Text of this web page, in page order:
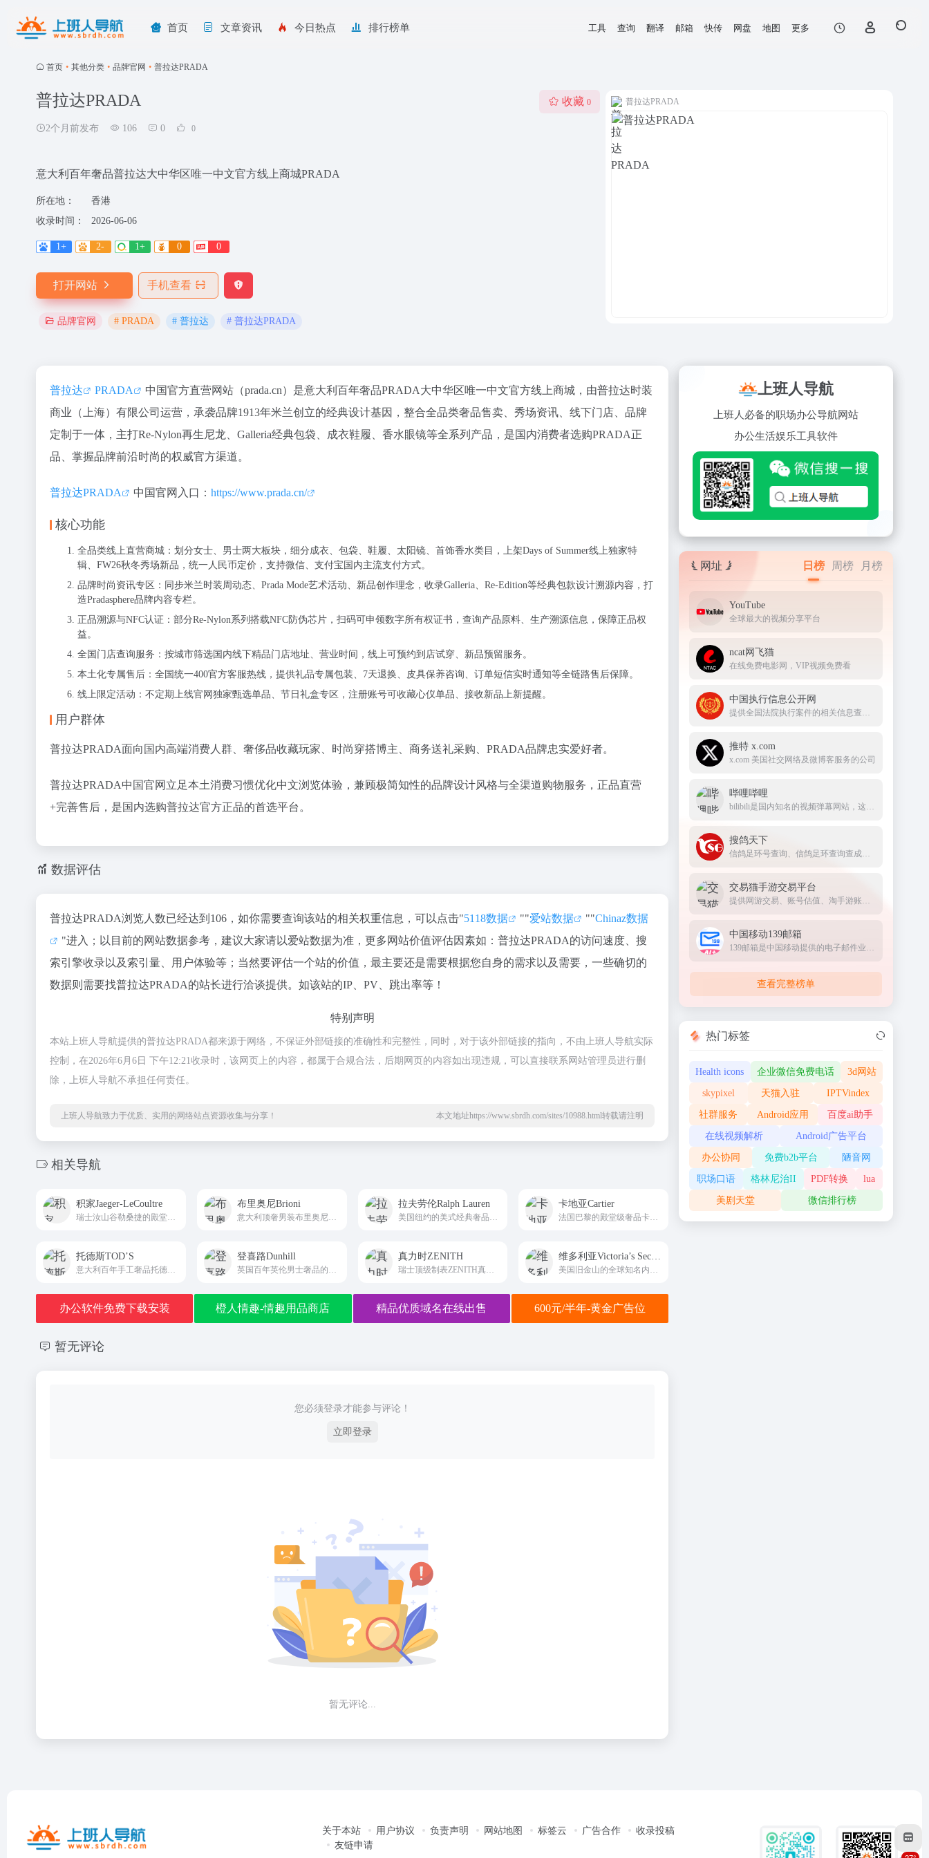
首页 文章资讯 今日热点 排行榜单 工具 查询 翻译 邮箱 快传 网盘 地图 更多
首页 • 其他分类 • 品牌官网 • 普拉达PRADA
普拉达PRADA
2个月前发布 106 0 0
收藏 0
意大利百年奢品普拉达大中华区唯一中文官方线上商城PRADA
所在地：
香港
收录时间：
2026-06-06
1+ 2- 1+ 0 0
打开网站 手机查看
品牌官网 # PRADA # 普拉达 # 普拉达PRADA
普拉达PRADA
普拉达 PRADA
中国官方直营网站（prada.cn）是意大利百年奢品PRADA大中华区唯一中文官方线上商城，由普拉达时装
商业（上海）有限公司运营，承袭品牌1913年米兰创立的经典设计基因，整合全品类奢品售卖、秀场资讯、线下门店、品牌
定制于一体，主打Re-Nylon再生尼龙、Galleria经典包袋、成衣鞋履、香水眼镜等全系列产品，是国内消费者选购PRADA正
品、掌握品牌前沿时尚的权威官方渠道。
普拉达PRADA 中国官网入口： https://www.prada.cn/
核心功能
全品类线上直营商城：划分女士、男士两大板块，细分成衣、包袋、鞋履、太阳镜、首饰香水类目，上架Days of Summer线上独家特
辑、FW26秋冬秀场新品，统一人民币定价，支持微信、支付宝国内主流支付方式。
品牌时尚资讯专区：同步米兰时装周动态、Prada Mode艺术活动、新品创作理念，收录Galleria、Re-Edition等经典包款设计溯源内容，打
造Pradasphere品牌内容专栏。
正品溯源与NFC认证：部分Re-Nylon系列搭载NFC防伪芯片，扫码可申领数字所有权证书，查询产品原料、生产溯源信息，保障正品权
益。
全国门店查询服务：按城市筛选国内线下精品门店地址、营业时间，线上可预约到店试穿、新品预留服务。
本土化专属售后：全国统一400官方客服热线，提供礼品专属包装、7天退换、皮具保养咨询、订单短信实时通知等全链路售后保障。
线上限定活动：不定期上线官网独家甄选单品、节日礼盒专区，注册账号可收藏心仪单品、接收新品上新提醒。
用户群体
普拉达PRADA面向国内高端消费人群、奢侈品收藏玩家、时尚穿搭博主、商务送礼采购、PRADA品牌忠实爱好者。
普拉达PRADA中国官网立足本土消费习惯优化中文浏览体验，兼顾极简知性的品牌设计风格与全渠道购物服务，正品直营
+完善售后，是国内选购普拉达官方正品的首选平台。
数据评估
普拉达PRADA浏览人数已经达到106，如你需要查询该站的相关权重信息，可以点击"5118数据 ""爱站数据 ""Chinaz数据
"进入；以目前的网站数据参考，建议大家请以爱站数据为准，更多网站价值评估因素如：普拉达PRADA的访问速度、搜
索引擎收录以及索引量、用户体验等；当然要评估一个站的价值，最主要还是需要根据您自身的需求以及需要，一些确切的
数据则需要找普拉达PRADA的站长进行洽谈提供。如该站的IP、PV、跳出率等！
特别声明
本站上班人导航提供的普拉达PRADA都来源于网络，不保证外部链接的准确性和完整性，同时，对于该外部链接的指向，不由上班人导航实际
控制，在2026年6月6日 下午12:21收录时，该网页上的内容，都属于合规合法，后期网页的内容如出现违规，可以直接联系网站管理员进行删
除，上班人导航不承担任何责任。
上班人导航致力于优质、实用的网络站点资源收集与分享！ 本文地址https://www.sbrdh.com/sites/10988.html转载请注明
相关导航
积家Jaeger-LeCoultre 布里奥尼Brioni
意大利顶奢男装布里奥尼大中华区唯一中文直营平台Brioni
拉夫劳伦Ralph Lauren 卡地亚Cartier
托德斯TOD’S 登喜路Dunhill 真力时ZENITH
办公软件免费下载安装 橙人情趣-情趣用品商店 精品优质域名在线出售 600元/半年-黄金广告位
暂无评论
您必须登录才能参与评论！
立即登录
暂无评论...
上班人导航
上班人必备的职场办公导航网站
办公生活娱乐工具软件
网址 日榜 周榜 月榜
YouTube
全球最大的视频分享平台
ncat网飞猫
在线免费电影网，VIP视频免费看
中国执行信息公开网
提供全国法院执行案件的相关信息查询服务
推特 x.com
x.com 美国社交网络及微博客服务的公司
哔哩哔哩
bilibili是国内知名的视频弹幕网站，这里有及时的动漫新番，活跃的ACG氛围，有创意的Up主。大家可以在这里找到许多欢乐。
搜鸽天下
信鸽足环号查询、信鸽足环查询查成绩、查信鸽成绩、足环、天落成绩、脚环！
交易猫手游交易平台
提供网游交易、账号估值、淘手游账号、装备道具交易、买号卖号、游戏代练、苹果代充值、游戏充值、首充号等服务，手游交易就上交易猫官网
中国移动139邮箱
139邮箱是中国移动提供的电子邮件业务，以手机号@139.com作为邮箱地址，来邮短信及时提醒,同时提供WEB、WAP、短彩信、APP等多种方式，随时随地收发邮件
查看完整榜单
热门标签
Health icons 企业微信免费电话 3d网站
skypixel 天猫入驻 IPTVindex
社群服务 Android应用 百度ai助手
在线视频解析 Android广告平台
办公协同 免费b2b平台 陋音网
职场口语 格林尼治II PDF转换 lua
美剧天堂 微信排行榜
关于本站 用户协议 负责声明 网站地图 标签云 广告合作
收录投稿
友链申请